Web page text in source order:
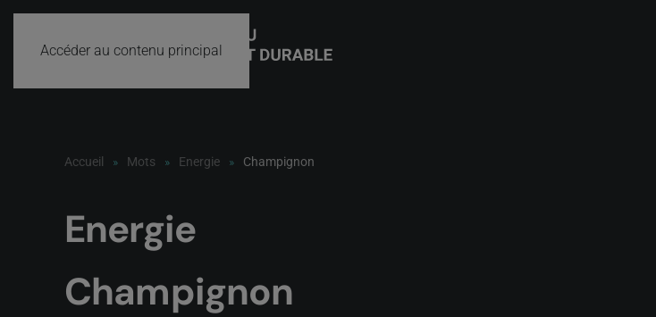
Accéder au contenu principal
Accueil Mots Energie Champignon
Energie
Champignon